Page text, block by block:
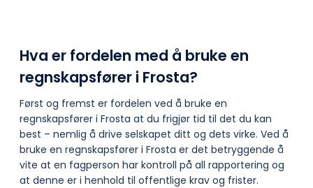
Hva er fordelen med å bruke en
regnskapsfører i Frosta?
Først og fremst er fordelen ved å bruke en
regnskapsfører i Frosta at du frigjør tid til det du kan
best – nemlig å drive selskapet ditt og dets virke. Ved å
bruke en regnskapsfører i Frosta er det betryggende å
vite at en fagperson har kontroll på all rapportering og
at denne er i henhold til offentlige krav og frister.